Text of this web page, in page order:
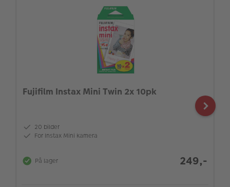
Fujifilm Instax Mini Twin 2x 10pk
20 bilder
For Instax Mini kamera
På lager 249,-